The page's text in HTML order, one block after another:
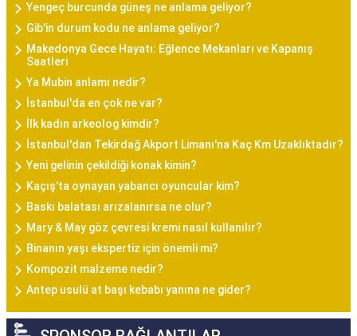
Yengeç burcunda güneş ne anlama geliyor?
Gib'in durum kodu ne anlama geliyor?
Makedonya Gece Hayatı: Eğlence Mekanları ve Kapanış
Saatleri
Ya Mubin anlamı nedir?
İstanbul'da en çok ne var?
İlk kadın arkeolog kimdir?
İstanbul'dan Tekirdağ Akport Limanı'na Kaç Km Uzaklıktadır?
Yeni gelinin çekildiği konak kimin?
Kaçış'ta oynayan yabancı oyuncular kim?
Baskı balatası arızalanırsa ne olur?
Mary & May göz çevresi kremi nasıl kullanılır?
Binanın yaşı ekspertiz için önemli mi?
Kompozit malzeme nedir?
Antep usulü at başı kebabı yanına ne gider?